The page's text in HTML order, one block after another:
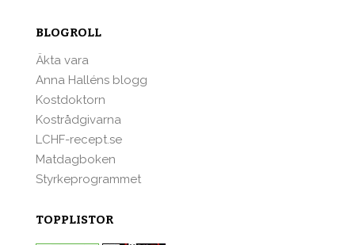
BLOGROLL
Äkta vara
Anna Halléns blogg
Kostdoktorn
Kostrådgivarna
LCHF-recept.se
Matdagboken
Styrkeprogrammet
TOPPLISTOR